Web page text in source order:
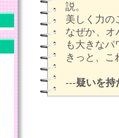
説。
美しく力の
なぜか、オ
も大きなパ
きっと、こ
---疑いを持